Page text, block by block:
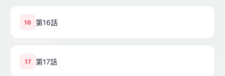
16 第16話
17 第17話